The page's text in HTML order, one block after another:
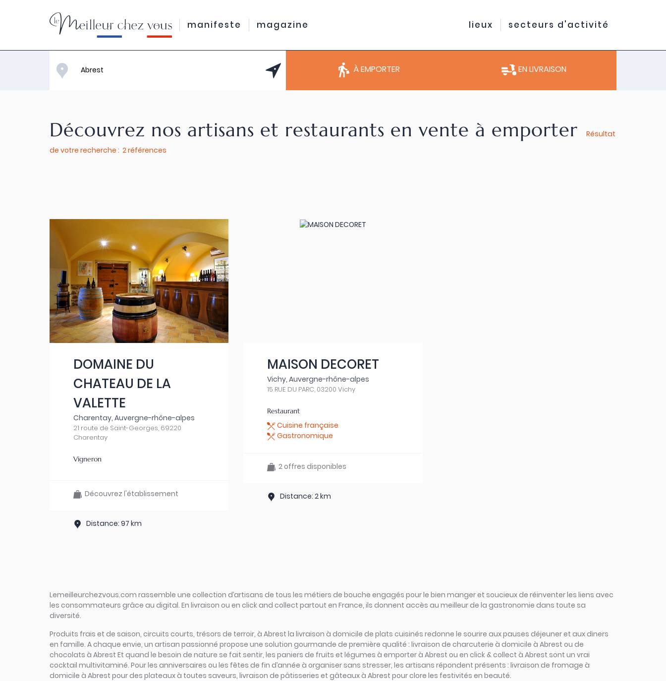
manifeste magazine lieux secteurs d'activité
À EMPORTER EN LIVRAISON
Découvrez nos artisans et restaurants en vente à emporter
Résultat
de votre recherche : 2 références
DOMAINE DU
CHATEAU DE LA
VALETTE
Charentay, Auvergne-rhône-alpes
21 route de Saint-Georges, 69220
Charentay
Vigneron
Découvrez l'établissement
Distance: 97 km
MAISON DECORET
Vichy, Auvergne-rhône-alpes
15 RUE DU PARC, 03200 Vichy
Restaurant
Cuisine française
Gastronomique
2 offres disponibles
Distance: 2 km
Lemeilleurchezvous.com rassemble une collection d’artisans de tous les métiers de bouche engagés pour le bien manger et soucieux de réinventer les liens avec
les consommateurs grâce au digital. En livraison ou en click and collect partout en France, ils donnent accès au meilleur de la gastronomie dans toute sa
diversité.
Produits frais et de saison, circuits courts, trésors de terroir, à Abrest la livraison à domicile de plats cuisinés redonne le sourire aux pauses déjeuner et aux diners
en famille. A chaque envie, un artisan passionné propose une solution gourmande de première qualité : livraison de charcuterie à domicile à Abrest ou de
chocolats à Abrest Et quand le besoin de nature se fait sentir, les paniers de fruits et légumes à emporter à Abrest ou en click & collect à Abrest sont un vrai
cocktail multivitaminé. Pour les anniversaires ou les fêtes de fin d’année à organiser sans stresser, les artisans répondent présents : livraison de fromage à
domicile à Abrest pour des plateaux à toutes saveurs, livraison de pâtisseries et gâteaux à Abrest pour clore les festivités en beauté.